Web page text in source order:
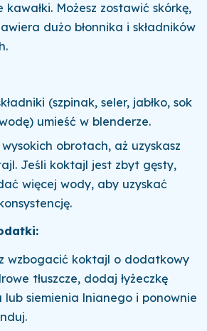
kawałki. Możesz zostawić skórkę,
dużo błonnika i składników
(szpinak, seler, jabłko, sok
umieść w blenderze.
obrotach, aż uzyskasz
Jeśli koktajl jest zbyt gęsty,
więcej wody, aby uzyskać
wzbogacić koktajl o dodatkowy
tłuszcze, dodaj łyżeczkę
lub siemienia lnianego i ponownie